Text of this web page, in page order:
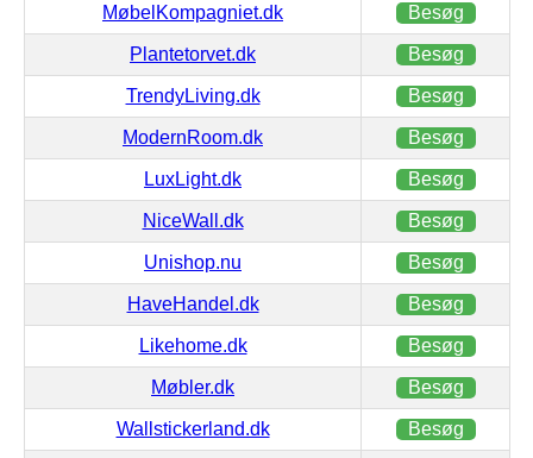
MøbelKompagniet.dk Besøg
Plantetorvet.dk Besøg
TrendyLiving.dk Besøg
ModernRoom.dk Besøg
LuxLight.dk Besøg
NiceWall.dk Besøg
Unishop.nu Besøg
HaveHandel.dk Besøg
Likehome.dk Besøg
Møbler.dk Besøg
Wallstickerland.dk Besøg